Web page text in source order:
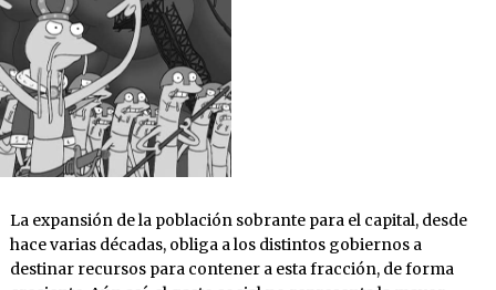
La expansión de la población sobrante para el capital, desde
hace varias décadas, obliga a los distintos gobiernos a
destinar recursos para contener a esta fracción, de forma